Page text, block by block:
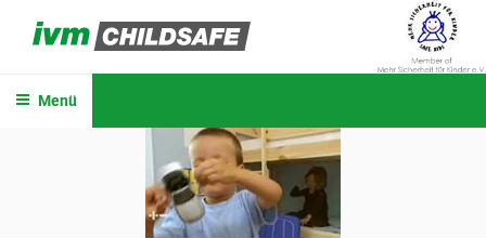
Inhalt
IVM CHILDSAFE
Menü